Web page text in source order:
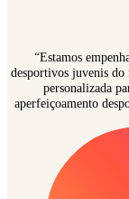
“Estamos
desportivos juvenis do
personalizada
aperfeiçoamento